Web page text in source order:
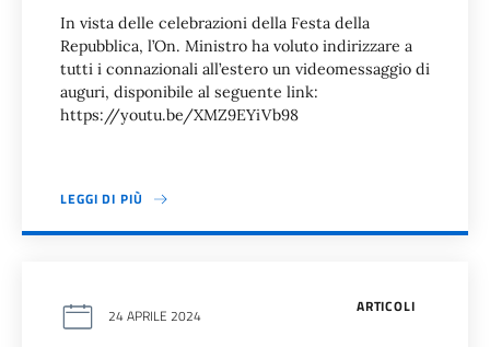
In vista delle celebrazioni della Festa della
Repubblica, l’On. Ministro ha voluto indirizzare a
tutti i connazionali all’estero un videomessaggio di
auguri, disponibile al seguente link:
https://youtu.be/XMZ9EYiVb98
LEGGI DI PIÙ
ARTICOLI
24 APRILE 2024